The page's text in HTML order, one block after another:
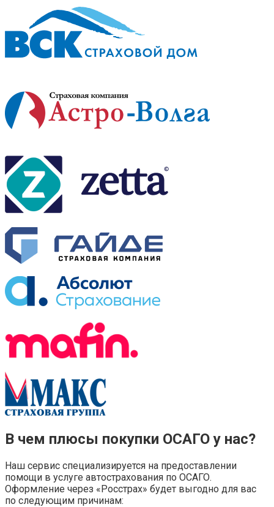
В чем плюсы покупки ОСАГО у нас?
Наш сервис специализируется на предоставлении
помощи в услуге автострахования по ОСАГО.
Оформление через «Росстрах» будет выгодно для вас
по следующим причинам: